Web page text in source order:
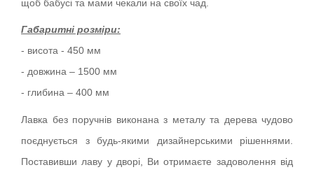
щоб бабусі та мами чекали на своїх чад.
Габаритні розміри:
- висота - 450 мм
- довжина – 1500 мм
- глибина – 400 мм
Лавка без поручнів виконана з металу та дерева чудово
поєднується з будь-якими дизайнерськими рішеннями.
Поставивши лаву у дворі, Ви отримаєте задоволення від